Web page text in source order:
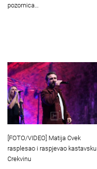
pozornica…
[FOTO/VIDEO] Matija Cvek
rasplesao i raspjevao kastavsku
Crekvinu